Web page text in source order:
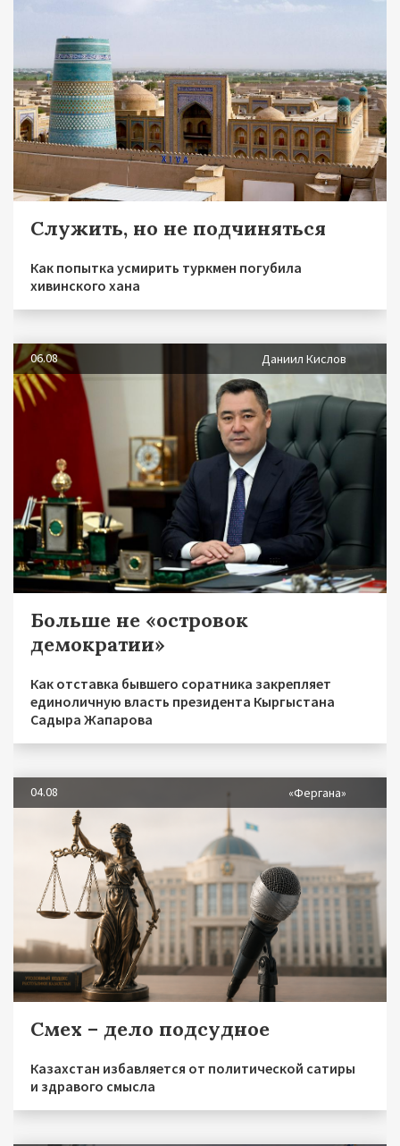
Служить, но не подчиняться
Как попытка усмирить туркмен погубила
хивинского хана
06.08 Даниил Кислов
Больше не «островок
демократии»
Как отставка бывшего соратника закрепляет
единоличную власть президента Кыргыстана
Садыра Жапарова
04.08 «Фергана»
Смех – дело подсудное
Казахстан избавляется от политической сатиры
и здравого смысла